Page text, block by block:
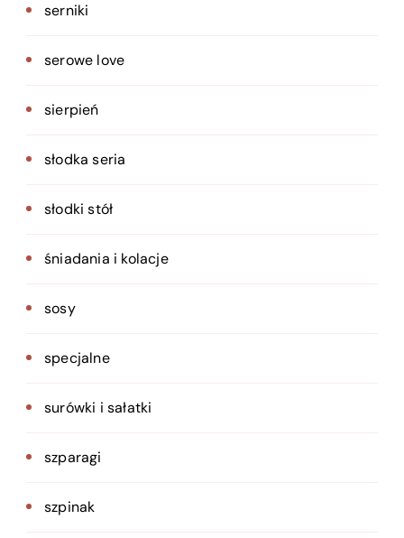
serniki
serowe love
sierpień
słodka seria
słodki stół
śniadania i kolacje
sosy
specjalne
surówki i sałatki
szparagi
szpinak